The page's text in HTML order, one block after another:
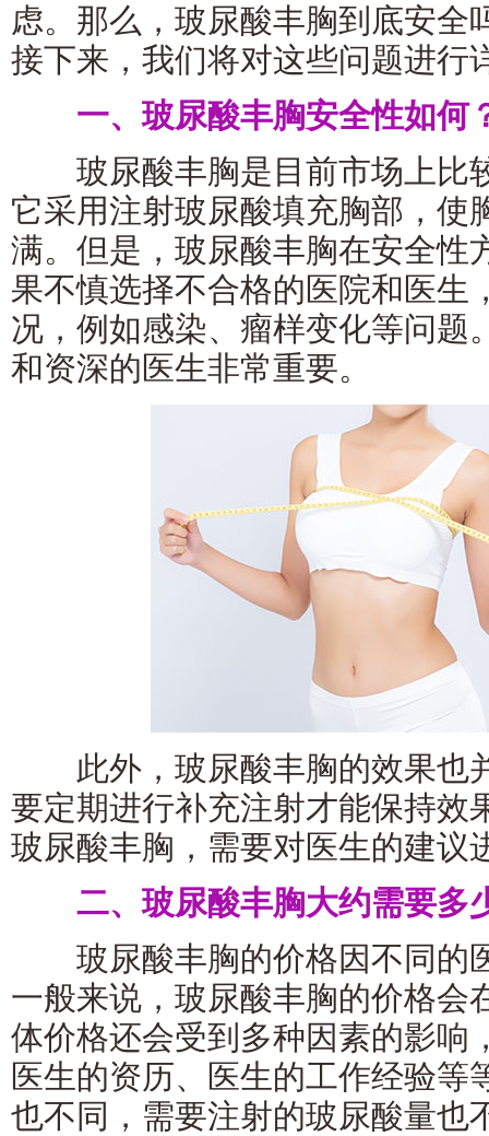
虑。那么，玻尿酸丰胸到底安全
接下来，我们将对这些问题进行
一、玻尿酸丰胸安全性如何
玻尿酸丰胸是目前市场上比
它采用注射玻尿酸填充胸部，使
满。但是，玻尿酸丰胸在安全性
果不慎选择不合格的医院和医生
况，例如感染、瘤样变化等问题
和资深的医生非常重要。
此外，玻尿酸丰胸的效果也
要定期进行补充注射才能保持效
玻尿酸丰胸，需要对医生的建议
二、玻尿酸丰胸大约需要多
玻尿酸丰胸的价格因不同的
一般来说，玻尿酸丰胸的价格会
体价格还会受到多种因素的影响
医生的资历、医生的工作经验等
也不同，需要注射的玻尿酸量也